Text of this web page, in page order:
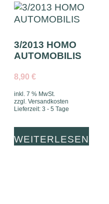
3/2013 HOMO
AUTOMOBILIS
8,90€
inkl. 7 % MwSt.
zzgl.Versandkosten
Lieferzeit:3 - 5 Tage
WEITERLESEN